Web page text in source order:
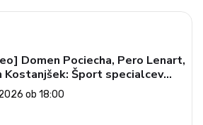
Domen Pociecha, Pero Lenart,
Kostanjšek: Šport specialcev
tema, 6. 8. 2026)
ob 18:00